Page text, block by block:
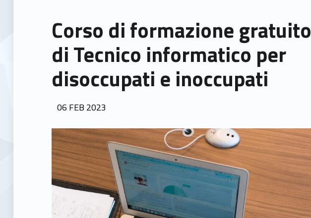
Corso di formazione gratuito
di Tecnico informatico per
disoccupati e inoccupati
POSTED ON:
06 FEB 2023